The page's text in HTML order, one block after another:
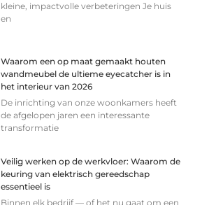
kleine, impactvolle verbeteringen Je huis
en
Waarom een op maat gemaakt houten
wandmeubel de ultieme eyecatcher is in
het interieur van 2026
De inrichting van onze woonkamers heeft
de afgelopen jaren een interessante
transformatie
Veilig werken op de werkvloer: Waarom de
keuring van elektrisch gereedschap
essentieel is
Binnen elk bedrijf — of het nu gaat om een